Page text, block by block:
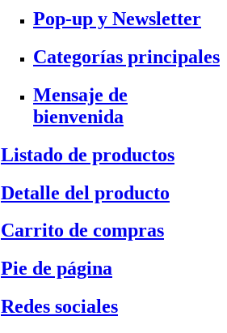
Pop-up y Newsletter
Categorías principales
Mensaje de
bienvenida
Listado de productos
Detalle del producto
Carrito de compras
Pie de página
Redes sociales